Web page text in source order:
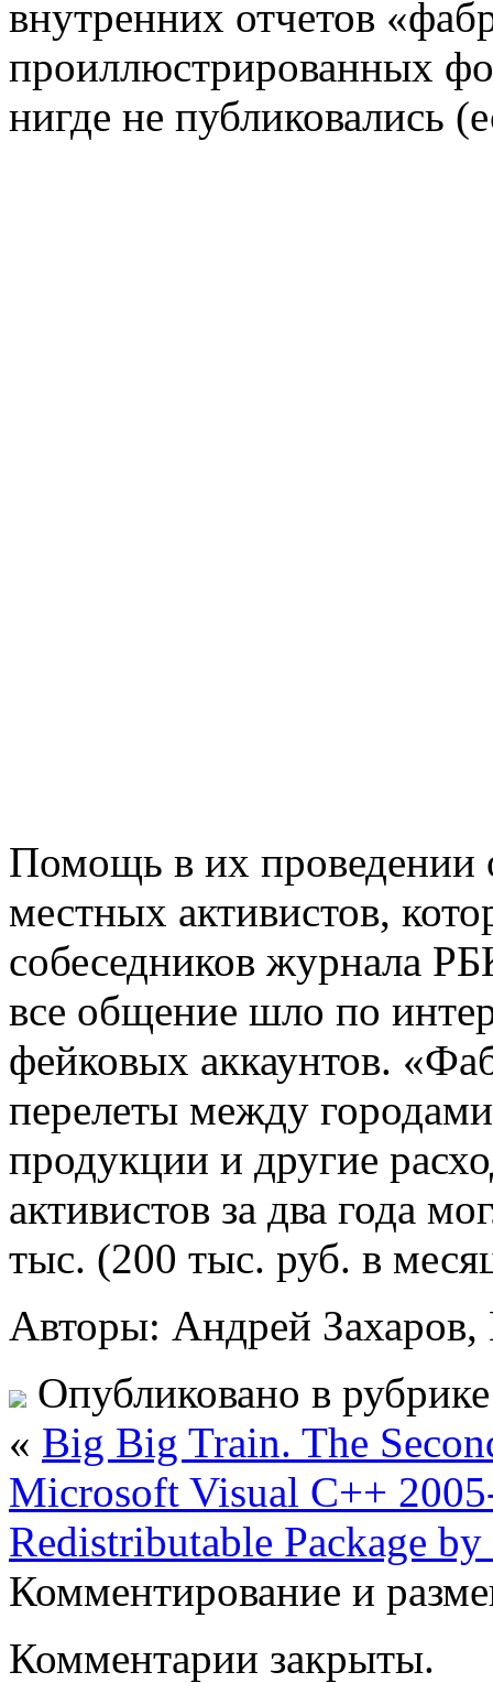
внутренних отчетов
проиллюстрированных
нигде не публиковались
Помощь в их проведении
местных активистов,
собеседников журнала
все общение шло по
фейковых аккаунтов.
перелеты между
продукции и другие
активистов за два года
тыс. (200 тыс. руб. в
Авторы: Андрей Захаров,
Опубликовано в
« Big Big Train. The
Microsoft Visual C++
Redistributable Package
Комментирование и
Комментарии закрыты.